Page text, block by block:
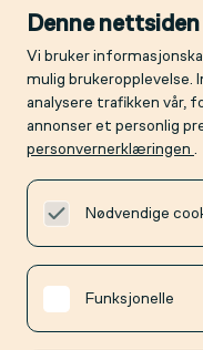
Denne
Vi bruker
mulig brukeropplevelse.
analysere trafikken vår,
annonser et personlig
personvernerklæringen .
Nødvendige
Funksjonelle